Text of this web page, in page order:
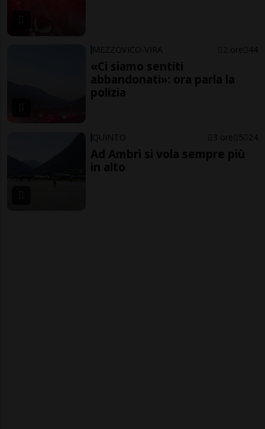
MEZZOVICO-VIRA 2 ore 44
«Ci siamo sentiti
abbandonati»: ora parla la
polizia
QUINTO 3 ore 5 24
Ad Ambrì si vola sempre più
in alto